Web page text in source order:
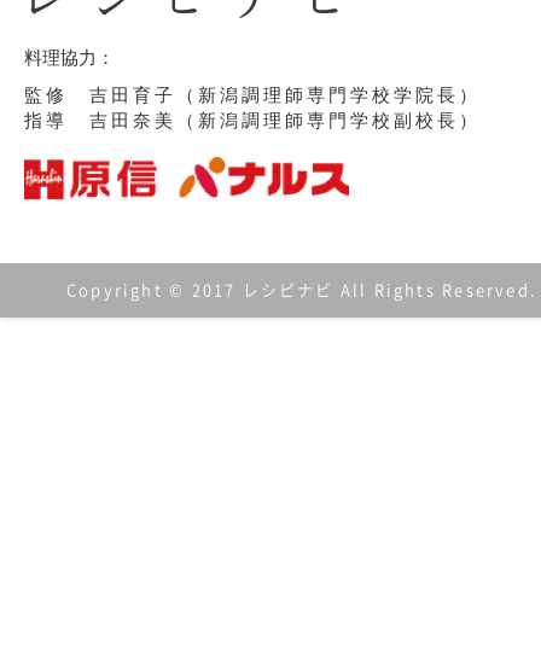
料理協力：
監修 吉田育子（新潟調理師専門学校学院長）
指導 吉田奈美（新潟調理師専門学校副校長）
Copyright © 2017 レシピナビ All Rights Reserved.